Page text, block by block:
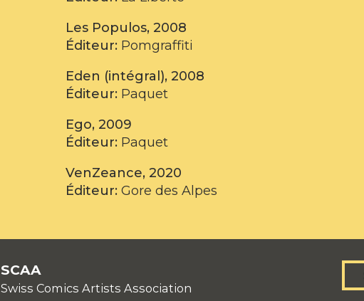
Les Populos, 2008
Éditeur: Pomgraffiti
Eden (intégral), 2008
Éditeur: Paquet
Ego, 2009
Éditeur: Paquet
VenZeance, 2020
Éditeur: Gore des Alpes
SCAA
Swiss Comics Artists Association